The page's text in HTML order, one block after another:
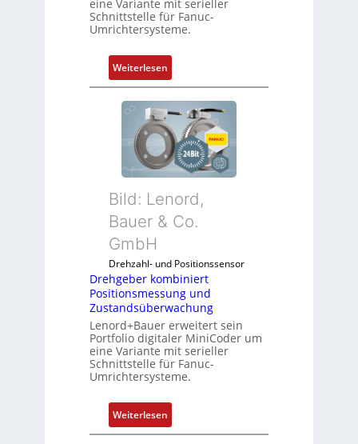
eine Variante mit serieller
Schnittstelle für Fanuc-
Umrichtersysteme.
Weiterlesen:
D
r
e
h
g
e
e
m
b
i
i
e
r
P
o
s
Bild: Lenord,
Bauer & Co.
GmbH
Drehzahl- und Positionssensor
Drehgeber kombiniert
Positionsmessung und
Zustandsüberwachung
Lenord+Bauer erweitert sein
Portfolio digitaler MiniCoder um
eine Variante mit serieller
Schnittstelle für Fanuc-
Umrichtersysteme.
Weiterlesen:
D